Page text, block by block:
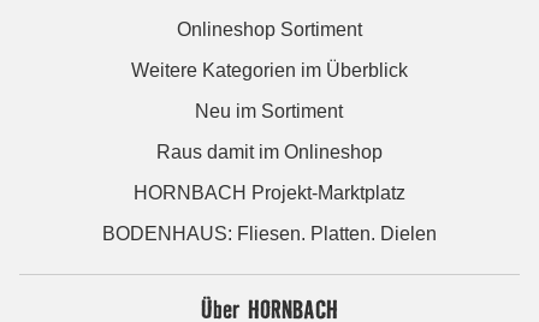
Onlineshop Sortiment
Weitere Kategorien im Überblick
Neu im Sortiment
Raus damit im Onlineshop
HORNBACH Projekt-Marktplatz
BODENHAUS: Fliesen. Platten. Dielen
Über HORNBACH